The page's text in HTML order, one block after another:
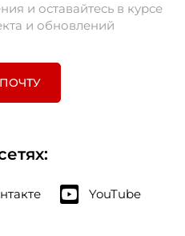
и оставайтесь в курсе
и обновлений
YouTube